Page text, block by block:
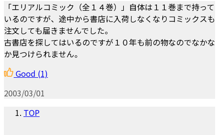
「エリアルコミック（全１４巻）」自体は１１巻まで持って
いるのですが、途中から書店に入荷しなくなりコミックスも
注文しても届きませんでした。
古書店を探してはいるのですが１０年も前の物なのでなかな
か見つけられません。
Good (1)
2003/03/01
TOP